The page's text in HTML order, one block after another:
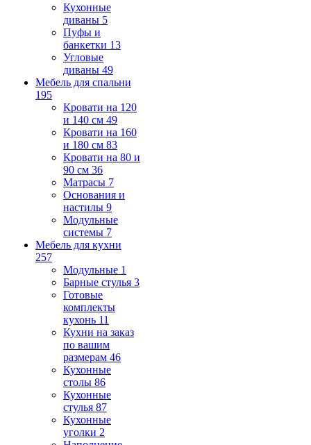
Кухонные
диваны 5
Пуфы и
банкетки 13
Угловые
диваны 49
Мебель для спальни
195
Кровати на 120
и 140 см 49
Кровати на 160
и 180 см 83
Кровати на 80 и
90 см 36
Матрасы 7
Основания и
настилы 9
Модульные
системы 7
Мебель для кухни
257
Модульные 1
Барные стулья 3
Готовые
комплекты
кухонь 11
Кухни на заказ
по вашим
размерам 46
Кухонные
столы 86
Кухонные
стулья 87
Кухонные
уголки 2